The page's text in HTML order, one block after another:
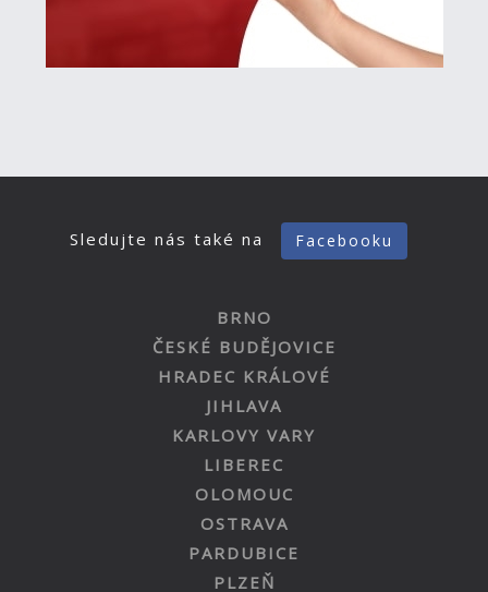
Sledujte nás také na Facebooku
BRNO
ČESKÉ BUDĚJOVICE
HRADEC KRÁLOVÉ
JIHLAVA
KARLOVY VARY
LIBEREC
OLOMOUC
OSTRAVA
PARDUBICE
PLZEŇ